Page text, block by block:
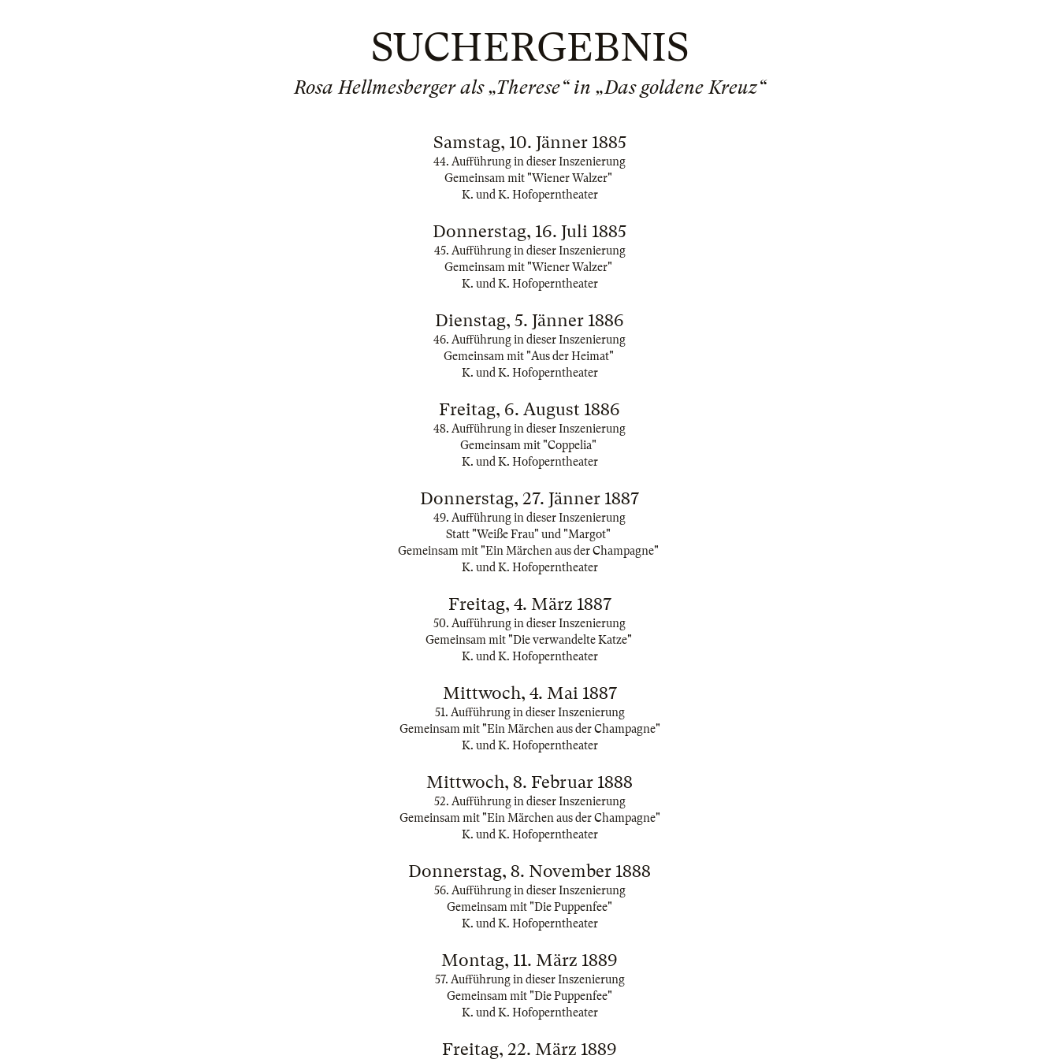
SUCHERGEBNIS
Rosa Hellmesberger als „Therese“ in „Das goldene Kreuz“
Samstag, 10. Jänner 1885
44. Aufführung in dieser Inszenierung
Gemeinsam mit "Wiener Walzer"
K. und K. Hofoperntheater
Donnerstag, 16. Juli 1885
45. Aufführung in dieser Inszenierung
Gemeinsam mit "Wiener Walzer"
K. und K. Hofoperntheater
Dienstag, 5. Jänner 1886
46. Aufführung in dieser Inszenierung
Gemeinsam mit "Aus der Heimat"
K. und K. Hofoperntheater
Freitag, 6. August 1886
48. Aufführung in dieser Inszenierung
Gemeinsam mit "Coppelia"
K. und K. Hofoperntheater
Donnerstag, 27. Jänner 1887
49. Aufführung in dieser Inszenierung
Statt "Weiße Frau" und "Margot"
Gemeinsam mit "Ein Märchen aus der Champagne"
K. und K. Hofoperntheater
Freitag, 4. März 1887
50. Aufführung in dieser Inszenierung
Gemeinsam mit "Die verwandelte Katze"
K. und K. Hofoperntheater
Mittwoch, 4. Mai 1887
51. Aufführung in dieser Inszenierung
Gemeinsam mit "Ein Märchen aus der Champagne"
K. und K. Hofoperntheater
Mittwoch, 8. Februar 1888
52. Aufführung in dieser Inszenierung
Gemeinsam mit "Ein Märchen aus der Champagne"
K. und K. Hofoperntheater
Donnerstag, 8. November 1888
56. Aufführung in dieser Inszenierung
Gemeinsam mit "Die Puppenfee"
K. und K. Hofoperntheater
Montag, 11. März 1889
57. Aufführung in dieser Inszenierung
Gemeinsam mit "Die Puppenfee"
K. und K. Hofoperntheater
Freitag, 22. März 1889